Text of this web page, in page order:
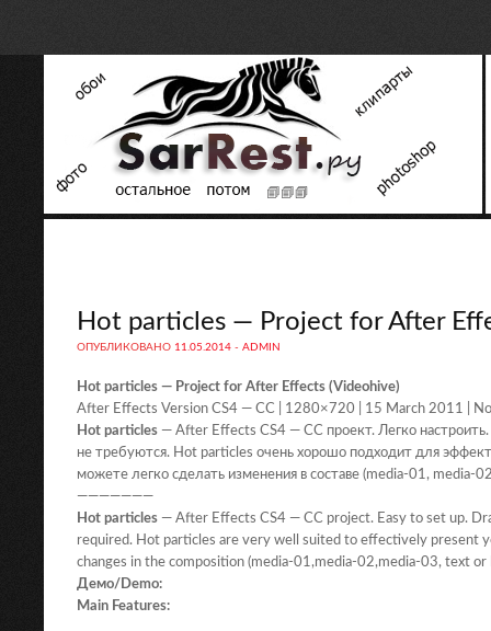
Hot particles — Project for After
ОПУБЛИКОВАНО 11.05.2014 - ADMIN
Hot particles — Project for After Effects (Videohive)
After Effects Version CS4 — CC | 1280×720 | 15 March 2011 |
Hot particles — After Effects CS4 — CC проект. Легко
не требуются. Hot particles очень хорошо подходит для
можете легко сделать изменения в составе (media-01, media-
———————
Hot particles — After Effects CS4 — CC project. Easy to set up.
required. Hot particles are very well suited to effectively present
changes in the composition (media-01,media-02,media-03, text or
Демо/Demo:
Main Features: